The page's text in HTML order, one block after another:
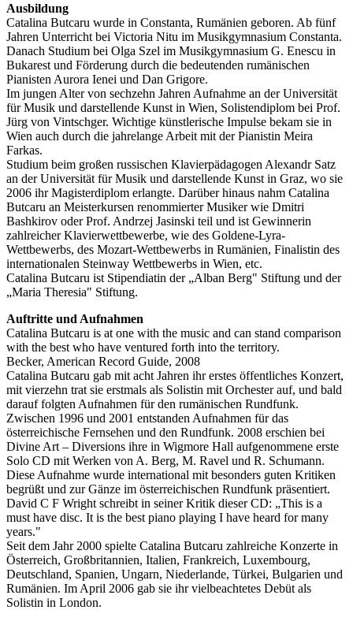
Ausbildung
Catalina Butcaru wurde in Constanta, Rumänien geboren. Ab fünf
Jahren Unterricht bei Victoria Nitu im Musikgymnasium Constanta.
Danach Studium bei Olga Szel im Musikgymnasium G. Enescu in
Bukarest und Förderung durch die bedeutenden rumänischen
Pianisten Aurora Ienei und Dan Grigore.
Im jungen Alter von sechzehn Jahren Aufnahme an der Universität
für Musik und darstellende Kunst in Wien, Solistendiplom bei Prof.
Jürg von Vintschger. Wichtige künstlerische Impulse bekam sie in
Wien auch durch die jahrelange Arbeit mit der Pianistin Meira
Farkas.
Studium beim großen russischen Klavierpädagogen Alexandr Satz
an der Universität für Musik und darstellende Kunst in Graz, wo sie
2006 ihr Magisterdiplom erlangte. Darüber hinaus nahm Catalina
Butcaru an Meisterkursen renommierter Musiker wie Dmitri
Bashkirov oder Prof. Andrzej Jasinski teil und ist Gewinnerin
zahlreicher Klavierwettbewerbe, wie des Goldene-Lyra-
Wettbewerbs, des Mozart-Wettbewerbs in Rumänien, Finalistin des
internationalen Steinway Wettbewerbs in Wien, etc.
Catalina Butcaru ist Stipendiatin der „Alban Berg" Stiftung und der
„Maria Theresia" Stiftung.
Auftritte und Aufnahmen
Catalina Butcaru is at one with the music and can stand comparison
with the best who have ventured forth into the territory.
Becker, American Record Guide, 2008
Catalina Butcaru gab mit acht Jahren ihr erstes öffentliches Konzert,
mit vierzehn trat sie erstmals als Solistin mit Orchester auf, und bald
darauf folgten Aufnahmen für den rumänischen Rundfunk.
Zwischen 1996 und 2001 entstanden Aufnahmen für das
österreichische Fernsehen und den Rundfunk. 2008 erschien bei
Divine Art – Diversions ihre in Wigmore Hall aufgenommene erste
Solo CD mit Werken von A. Berg, M. Ravel und R. Schumann.
Diese Aufnahme wurde international mit besonders guten Kritiken
begrüßt und zur Gänze im österreichischen Rundfunk präsentiert.
David C F Wright schreibt in seiner Kritik dieser CD: „This is a
must have disc. It is the best piano playing I have heard for many
years."
Seit dem Jahr 2000 spielte Catalina Butcaru zahlreiche Konzerte in
Österreich, Großbritannien, Italien, Frankreich, Luxembourg,
Deutschland, Spanien, Ungarn, Niederlande, Türkei, Bulgarien und
Rumänien. Im April 2006 gab sie ihr vielbeachtetes Debüt als
Solistin in London.